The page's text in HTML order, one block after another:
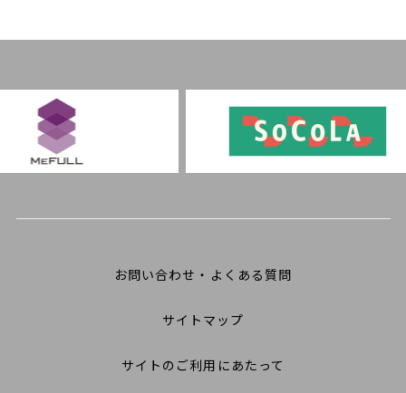
お問い合わせ・よくある質問
サイトマップ
サイトのご利用にあたって